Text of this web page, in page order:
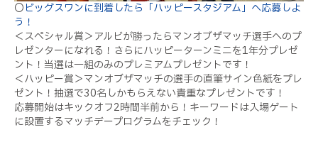
〇ビッグスワンに到着したら「ハッピースタジアム」へ応募しよ
う！
＜スペシャル賞＞アルビが勝ったらマンオブザマッチ選手へのプ
レゼンターになれる！さらにハッピーターンミニを1年分プレゼ
ント！当選は一組のみのプレミアムプレゼントです！
＜ハッピー賞＞マンオブザマッチの選手の直筆サイン色紙をプレ
ゼント！抽選で30名しかもらえない貴重なプレゼントです！
応募開始はキックオフ2時間半前から！キーワードは入場ゲート
に設置するマッチデープログラムをチェック！